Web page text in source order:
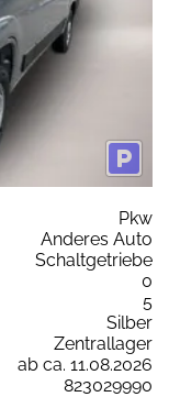
Pkw
Anderes Auto
Schaltgetriebe
0
5
Silber
Zentrallager
ab ca. 11.08.2026
823029990